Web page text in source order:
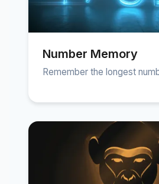
Number Memory
Remember the longest